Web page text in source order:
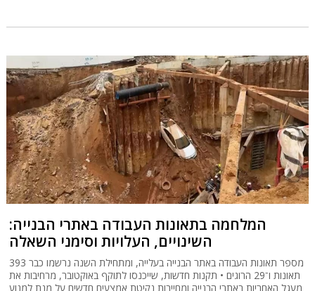
המלחמה בתאונות העבודה באתרי הבנייה:
השינויים, העלויות וסימני השאלה
מספר תאונות העבודה באתר הבנייה בעלייה, ומתחילת השנה נרשמו כבר 393
תאונות ו־29 הרוגים • תקנות חדשות, שייכנסו לתוקף באוקטובר, מרחיבות את
מעגל האחריות באתרי הבנייה ומחייבות נקיטת אמצעים חדשים על מנת למנוע